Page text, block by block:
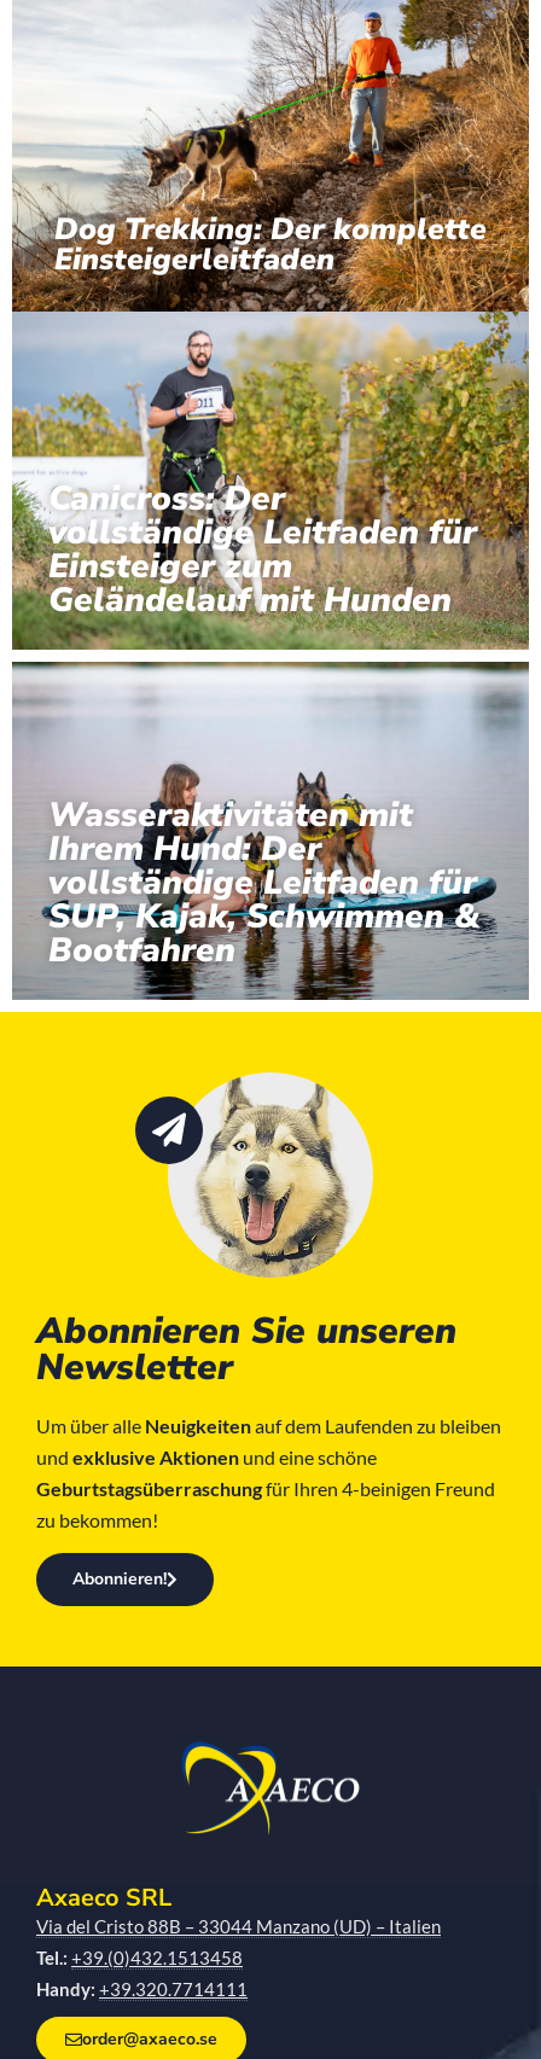
Dog Trekking: Der komplette
Einsteigerleitfaden
Canicross: Der
vollständige Leitfaden für
Einsteiger zum
Geländelauf mit Hunden
Wasseraktivitäten mit
Ihrem Hund: Der
vollständige Leitfaden für
SUP, Kajak, Schwimmen &
Bootfahren
Abonnieren Sie unseren
Newsletter
Um über alle Neuigkeitenauf dem Laufenden zu bleiben
und exklusive Aktionen und eine schöne
Geburtstagsüberraschungfür Ihren 4-beinigen Freund
zu bekommen!
Abonnieren!
Axaeco SRL
Via del Cristo 88B – 33044 Manzano (UD) – Italien
Tel.: +39.(0)432.1513458
Handy: +39.320.7714111
order@axaeco.se